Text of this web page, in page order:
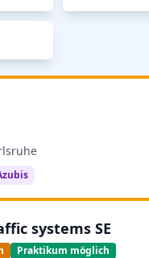
systems SE
Praktikum möglich